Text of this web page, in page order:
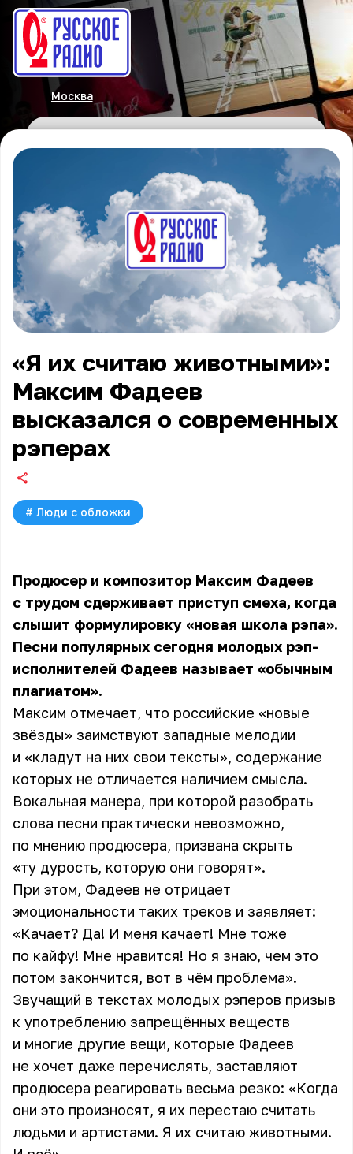
Москва
«Я их считаю животными»:
Максим Фадеев
высказался о современных
рэперах
# Люди с обложки
Продюсер и композитор Максим Фадеев
с трудом сдерживает приступ смеха, когда
слышит формулировку «новая школа рэпа».
Песни популярных сегодня молодых рэп-
исполнителей Фадеев называет «обычным
плагиатом».
Максим отмечает, что российские «новые
звёзды» заимствуют западные мелодии
и «кладут на них свои тексты», содержание
которых не отличается наличием смысла.
Вокальная манера, при которой разобрать
слова песни практически невозможно,
по мнению продюсера, призвана скрыть
«ту дурость, которую они говорят».
При этом, Фадеев не отрицает
эмоциональности таких треков и заявляет:
«Качает? Да! И меня качает! Мне тоже
по кайфу! Мне нравится! Но я знаю, чем это
потом закончится, вот в чём проблема».
Звучащий в текстах молодых рэперов призыв
к употреблению запрещённых веществ
и многие другие вещи, которые Фадеев
не хочет даже перечислять, заставляют
продюсера реагировать весьма резко: «Когда
они это произносят, я их перестаю считать
людьми и артистами. Я их считаю животными.